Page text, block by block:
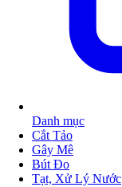
Danh mục
Cắt Tảo
Gây Mê
Bút Đo
Tạt, Xử Lý Nước